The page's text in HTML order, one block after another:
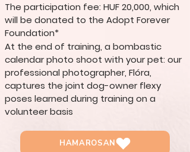
The participation fee: HUF 20,000, which
will be donated to the Adopt Forever
Foundation*
At the end of training, a bombastic
calendar photo shoot with your pet: our
professional photographer, Flóra,
captures the joint dog-owner flexy
poses learned during training on a
volunteer basis
HAMAROSAN